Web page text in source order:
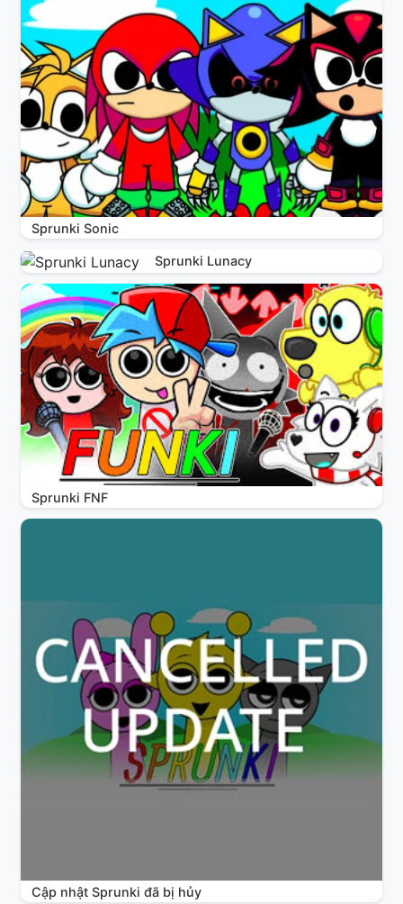
Sprunki Sonic
Sprunki Lunacy
Sprunki FNF
Cập nhật Sprunki đã bị hủy